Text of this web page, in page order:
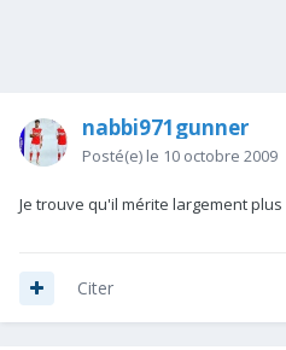
nabbi971gunner
Posté(e) le 10 octobre 2009
Je trouve qu'il mérite largement
Citer